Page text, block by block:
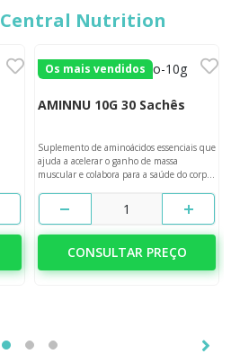
Central Nutrition
Os mais vendidos
AMINNU 10G 30 Sachês
Suplemento de aminoácidos essenciais que
ajuda a acelerar o ganho de massa
muscular e colabora para a saúde do corpo
1
CONSULTAR PREÇO